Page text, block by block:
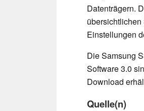
Datenträgern.
Einstellungen
Die Samsung
Software 3.0
Download
Quelle(n)